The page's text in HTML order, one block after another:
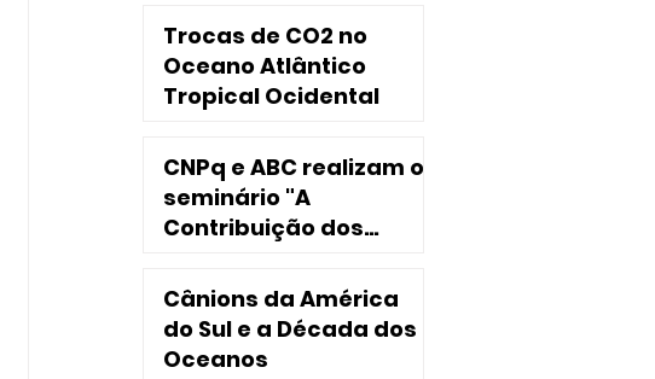
Trocas de CO2 no
Oceano Atlântico
Tropical Ocidental
CNPq e ABC realizam o
seminário "A
Contribuição dos
Sociedade"
Cânions da América
do Sul e a Década dos
Oceanos